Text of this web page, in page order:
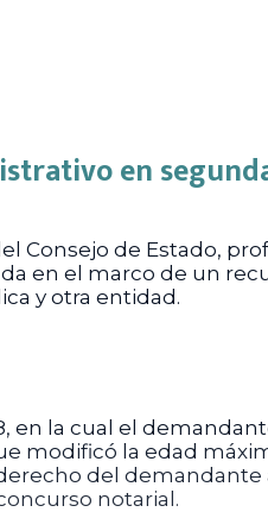
en
Consejo de Estado,
en el marco de un
y otra entidad.
la cual el
modificó la edad
del demandante
notarial.